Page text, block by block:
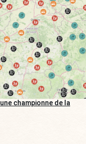
championne de la